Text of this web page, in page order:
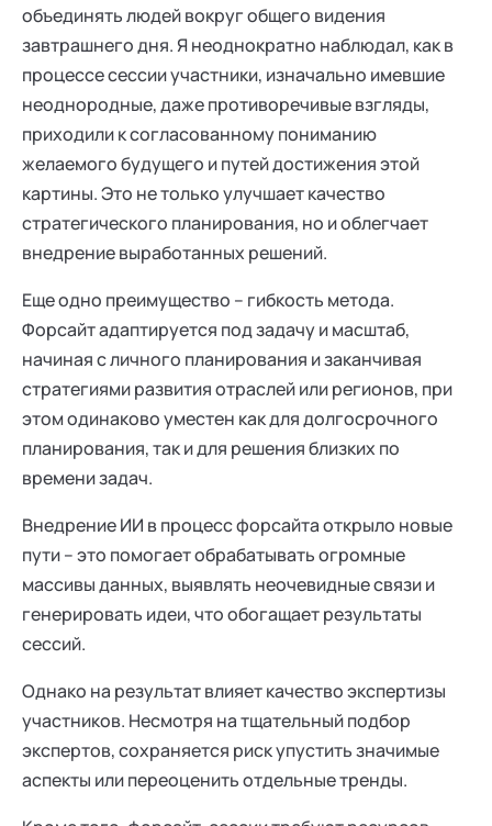
объединять людей вокруг общего видения
завтрашнего дня. Я неоднократно наблюдал, как в
процессе сессии участники, изначально имевшие
неоднородные, даже противоречивые взгляды,
приходили к согласованному пониманию
желаемого будущего и путей достижения этой
картины. Это не только улучшает качество
стратегического планирования, но и облегчает
внедрение выработанных решений.
Еще одно преимущество – гибкость метода.
Форсайт адаптируется под задачу и масштаб,
начиная с личного планирования и заканчивая
стратегиями развития отраслей или регионов, при
этом одинаково уместен как для долгосрочного
планирования, так и для решения близких по
времени задач.
Внедрение ИИ в процесс форсайта открыло новые
пути – это помогает обрабатывать огромные
массивы данных, выявлять неочевидные связи и
генерировать идеи, что обогащает результаты
сессий.
Однако на результат влияет качество экспертизы
участников. Несмотря на тщательный подбор
экспертов, сохраняется риск упустить значимые
аспекты или переоценить отдельные тренды.